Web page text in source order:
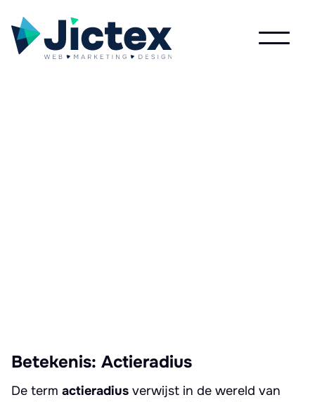
Betekenis: Actieradius
De term actieradius verwijst in de wereld van